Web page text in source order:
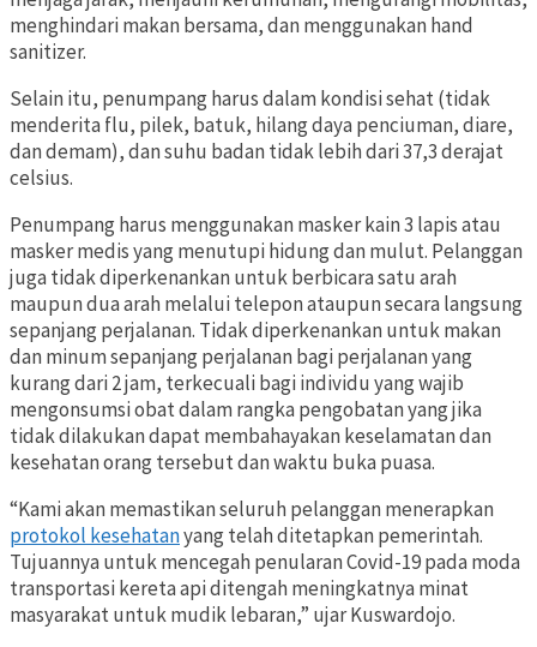
menghindari makan bersama, dan menggunakan hand
sanitizer.
Selain itu, penumpang harus dalam kondisi sehat (tidak
menderita flu, pilek, batuk, hilang daya penciuman, diare,
dan demam), dan suhu badan tidak lebih dari 37,3 derajat
celsius.
Penumpang harus menggunakan masker kain 3 lapis atau
masker medis yang menutupi hidung dan mulut. Pelanggan
juga tidak diperkenankan untuk berbicara satu arah
maupun dua arah melalui telepon ataupun secara langsung
sepanjang perjalanan. Tidak diperkenankan untuk makan
dan minum sepanjang perjalanan bagi perjalanan yang
kurang dari 2 jam, terkecuali bagi individu yang wajib
mengonsumsi obat dalam rangka pengobatan yang jika
tidak dilakukan dapat membahayakan keselamatan dan
kesehatan orang tersebut dan waktu buka puasa.
“Kami akan memastikan seluruh pelanggan menerapkan
protokol kesehatanyang telah ditetapkan pemerintah.
Tujuannya untuk mencegah penularan Covid-19 pada moda
transportasi kereta api ditengah meningkatnya minat
masyarakat untuk mudik lebaran,” ujar Kuswardojo.